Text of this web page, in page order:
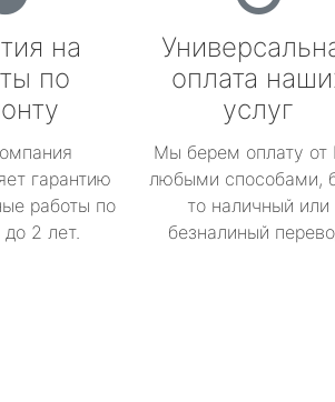
на
по
гарантию
работы по
2 лет.
оплата
услуг
Мы берем оплату от
любыми способами,
то наличный или
безналиный